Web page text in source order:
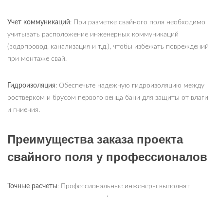
Учет коммуникаций: При разметке свайного поля необходимо
учитывать расположение инженерных коммуникаций
(водопровод, канализация и т.д.), чтобы избежать повреждений
при монтаже свай.
Гидроизоляция: Обеспечьте надежную гидроизоляцию между
ростверком и брусом первого венца бани для защиты от влаги
и гниения.
Преимущества заказа проекта
свайного поля у профессионалов
Точные расчеты: Профессиональные инженеры выполнят